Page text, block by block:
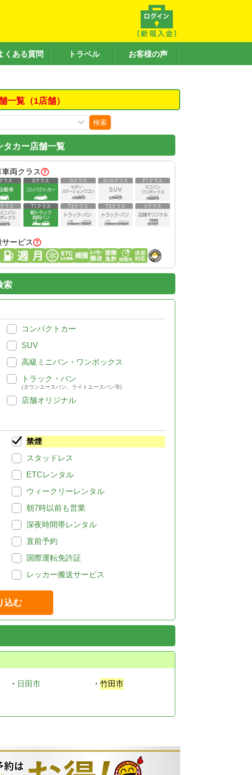
くある質問 トラベル お客様の声
一覧（1店舗）
検索
タカー店舗一覧
車両クラス
サービス
索
コンパクトカー
SUV
高級ミニバン・ワンボックス
トラック・バン
(タウンエースバン、ライトエースバン等)
店舗オリジナル
禁煙
スタッドレス
ETCレンタル
ウィークリーレンタル
朝7時以前も営業
深夜時間帯レンタル
直前予約
国際運転免許証
レッカー搬送サービス
込む
・ 日田市 ・ 竹田市